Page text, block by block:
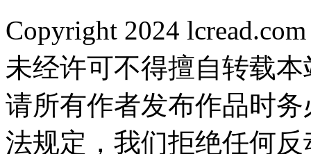
Copyright 2024
未经许可不得擅自转载
请所有作者发布作品时
法规定，我们拒绝任何